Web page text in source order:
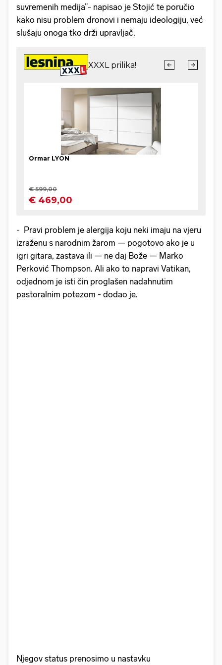
suvremenih medija”- napisao je Stojić te poručio
kako nisu problem dronovi i nemaju ideologiju, već
slušaju onoga tko drži upravljač.
- Pravi problem je alergija koju neki imaju na vjeru
izraženu s narodnim žarom — pogotovo ako je u
igri gitara, zastava ili — ne daj Bože — Marko
Perković Thompson. Ali ako to napravi Vatikan,
odjednom je isti čin proglašen nadahnutim
pastoralnim potezom - dodao je.
Njegov status prenosimo u nastavku